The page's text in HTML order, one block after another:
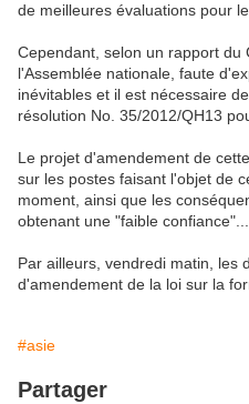
de meilleures évaluations pour
Cependant, selon un rapport du
l'Assemblée nationale, faute
inévitables et il est nécessaire
résolution No. 35/2012/QH13
Le projet d'amendement de
sur les postes faisant l'objet de
moment, ainsi que les
obtenant une "faible confiance"...
Par ailleurs, vendredi matin, les
d'amendement de la loi sur la
#asie
Partager